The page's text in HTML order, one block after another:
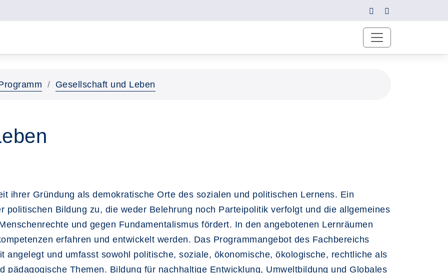
Gesellschaft und Leben
ihrer Gründung als demokratische Orte des sozialen und politischen Lernens. Ein
politischen Bildung zu, die weder Belehrung noch Parteipolitik verfolgt und die allgemeines
und gegen Fundamentalismus fördert. In den angebotenen Lernräumen
erfahren und entwickelt werden. Das Programmangebot des Fachbereichs
angelegt und umfasst sowohl politische, soziale, ökonomische, ökologische, rechtliche als
pädagogische Themen. Bildung für nachhaltige Entwicklung, Umweltbildung und Globales